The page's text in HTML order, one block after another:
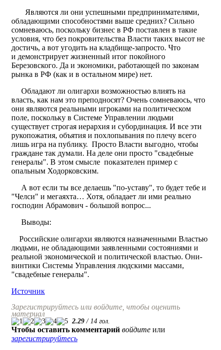
Являются ли они успешными предпринимателями,
обладающими способностями выше средних? Сильно
сомневаюсь, поскольку бизнес в РФ поставлен в такие
условия, что без покровительства Власти таких высот не
достичь, а вот угодить на кладбище-запросто. Что
и демонстрирует жизненный итог покойного
Березовского. Да и экономики, работающей по законам
рынка в РФ (как и в остальном мире) нет.
Обладают ли олигархи возможностью влиять на
власть, как нам это преподносят? Очень сомневаюсь, что
они являются реальными игроками на политическом
поле, поскольку в Системе Управлении людьми
существует строгая иерархия и субординация. И все эти
рукопожатия, объятия и похлопывания по плечу всего
лишь игра на публику. Просто Власти выгодно, чтобы
граждане так думали. На деле они просто "свадебные
генералы". В этом смысле показателен пример с
опальным Ходорковским.
А вот если ты все делаешь "по-уставу", то будет тебе и
"Челси" и мегаяхта… Хотя, обладает ли ими реально
господин Абрамович - большой вопрос...
Выводы:
Российские олигархи являются назначенными Властью
людьми, не обладающими заявленными состояниями и
реальной экономической и политической властью. Они-
винтики Системы Управления людскими массами,
"свадебные генералы".
Источник
Зарегистрируйтесь или войдите, чтобы оценить
материал
2.29 / 14 гол.
Чтобы оставить комментарий войдите или
зарегистрируйтесь